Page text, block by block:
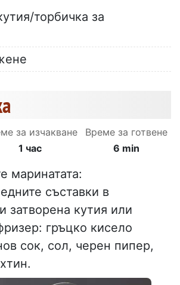
торбичка за
за изчакване
1 час
Време за готвене
6 min
маринатата:
съставки в
затворена кутия или
гръцко кисело
сок, сол, черен пипер,